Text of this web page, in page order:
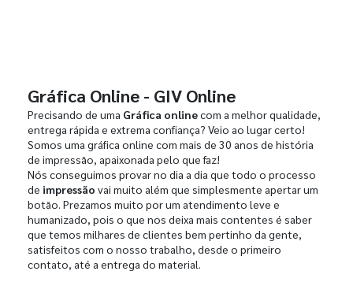
Gráfica Online - GIV Online
Precisando de uma Gráfica onlinecom a melhor qualidade,
entrega rápida e extrema confiança? Veio ao lugar certo!
Somos uma gráfica online com mais de 30 anos de história
de impressão, apaixonada pelo que faz!
Nós conseguimos provar no dia a dia que todo o processo
de impressão vai muito além que simplesmente apertar um
botão. Prezamos muito por um atendimento leve e
humanizado, pois o que nos deixa mais contentes é saber
que temos milhares de clientes bem pertinho da gente,
satisfeitos com o nosso trabalho, desde o primeiro
contato, até a entrega do material.